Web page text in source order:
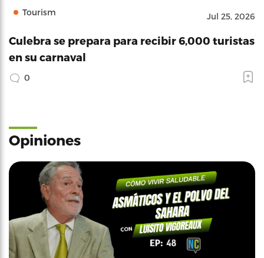
Tourism Jul 25, 2026
Culebra se prepara para recibir 6,000 turistas
en su carnaval
0
Opiniones